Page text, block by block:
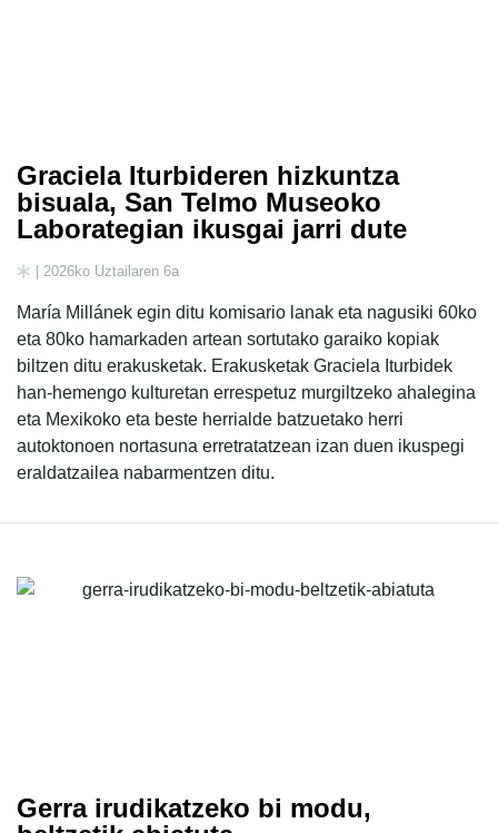
Graciela Iturbideren hizkuntza
bisuala, San Telmo Museoko
Laborategian ikusgai jarri dute
| 2026ko Uztailaren 6a
María Millánek egin ditu komisario lanak eta nagusiki 60ko
eta 80ko hamarkaden artean sortutako garaiko kopiak
biltzen ditu erakusketak. Erakusketak Graciela Iturbidek
han-hemengo kulturetan errespetuz murgiltzeko ahalegina
eta Mexikoko eta beste herrialde batzuetako herri
autoktonoen nortasuna erretratatzean izan duen ikuspegi
eraldatzailea nabarmentzen ditu.
Gerra irudikatzeko bi modu,